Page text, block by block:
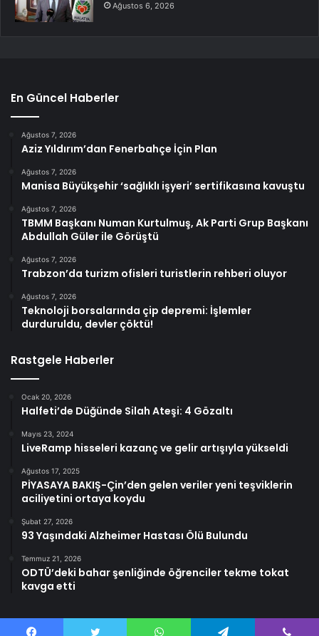
Ağustos 6, 2026
En Güncel Haberler
Ağustos 7, 2026
Aziz Yıldırım’dan Fenerbahçe İçin Plan
Ağustos 7, 2026
Manisa Büyükşehir ‘sağlıklı işyeri’ sertifikasına kavuştu
Ağustos 7, 2026
TBMM Başkanı Numan Kurtulmuş, Ak Parti Grup Başkanı
Abdullah Güler ile Görüştü
Ağustos 7, 2026
Trabzon’da turizm ofisleri turistlerin rehberi oluyor
Ağustos 7, 2026
Teknoloji borsalarında çip depremi: İşlemler
durduruldu, devler çöktü!
Rastgele Haberler
Ocak 20, 2026
Halfeti’de Düğünde Silah Ateşi: 4 Gözaltı
Mayıs 23, 2024
LiveRamp hisseleri kazanç ve gelir artışıyla yükseldi
Ağustos 17, 2025
PİYASAYA BAKIŞ-Çin’den gelen veriler yeni teşviklerin
aciliyetini ortaya koydu
Şubat 27, 2026
93 Yaşındaki Alzheimer Hastası Ölü Bulundu
Temmuz 21, 2026
ODTÜ’deki bahar şenliğinde öğrenciler tekme tokat
kavga etti